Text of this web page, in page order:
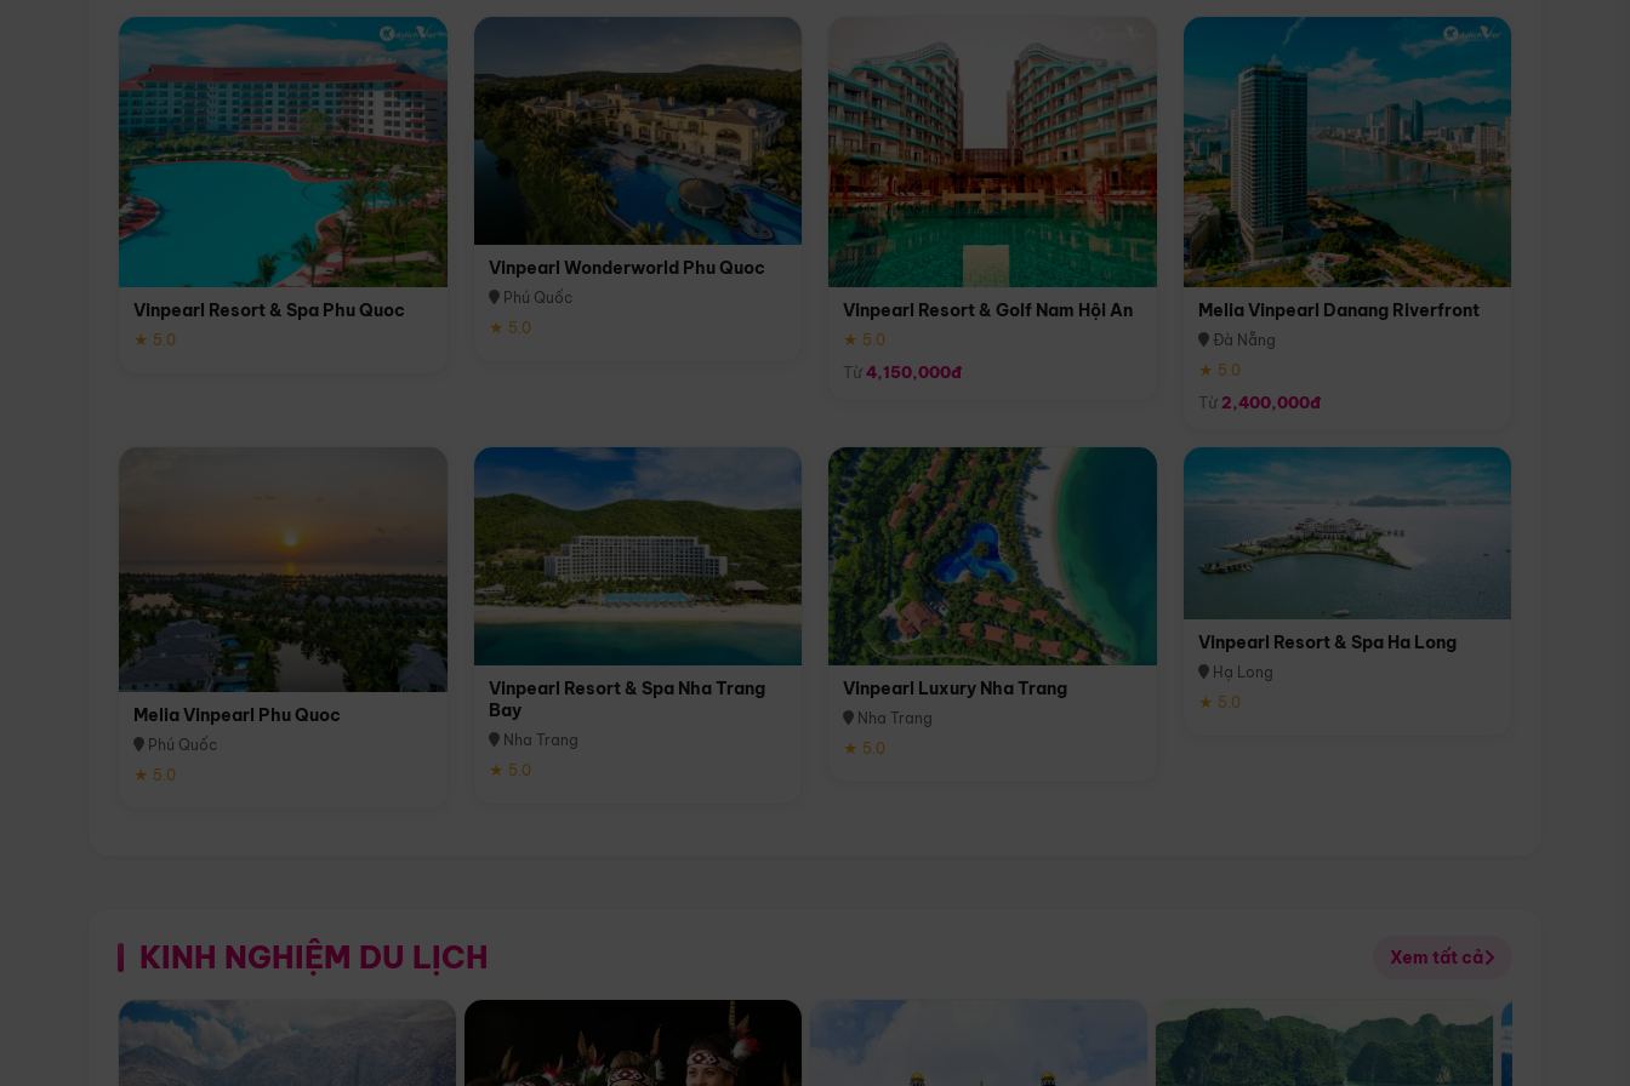
Vinpearl Resort & Spa Phu Quoc
★ 5.0
Vinpearl Wonderworld Phu Quoc
Phú Quốc
★ 5.0
Vinpearl Resort & Golf Nam Hội An
★ 5.0
Từ4,150,000đ
Melia Vinpearl Danang Riverfront
Đà Nẵng
★ 5.0
Từ 2,400,000đ
Melia Vinpearl Phu Quoc
Phú Quốc
★ 5.0
Vinpearl Resort & Spa Nha Trang
Bay
Nha Trang
★ 5.0
Vinpearl Luxury Nha Trang
Nha Trang
★ 5.0
Vinpearl Resort & Spa Ha Long
Hạ Long
★ 5.0
KINH NGHIỆM DU LỊCH Xem tất cả